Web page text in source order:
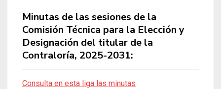
Minutas de las sesiones de la
Comisión Técnica para la Elección y
Designación del titular de la
Contraloría, 2025-2031:
Consulta en esta liga las minutas